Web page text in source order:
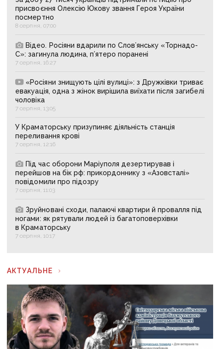
присвоєння Олексію Юкову звання Героя України
посмертно
8 серпня, 07:00
Відео. Росіяни вдарили по Слов’янську «Торнадо-
С»: загинула людина, п’ятеро поранені
7 серпня, 16:27
«Росіяни знищують цілі вулиці»: з Дружківки триває
евакуація, одна з жінок вирішила виїхати після загибелі
чоловіка
7 серпня, 13:05
У Краматорську призупиняє діяльність станція
переливання крові
7 серпня, 12:16
Під час оборони Маріуполя дезертирував і
перейшов на бік рф: прикордоннику з «Азовсталі»
повідомили про підозру
7 серпня, 11:03
Зруйновані сходи, палаючі квартири й провалля під
ногами: як рятували людей із багатоповерхівки
в Краматорську
7 серпня, 10:17
АКТУАЛЬНЕ